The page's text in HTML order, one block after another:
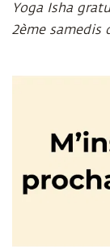
Yoga Isha
2ème samedis